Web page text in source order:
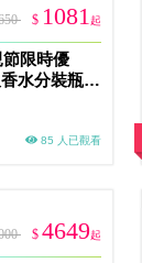
$ 1081 起
限時優
水分裝瓶兌
85 人已觀看
$ 4649起